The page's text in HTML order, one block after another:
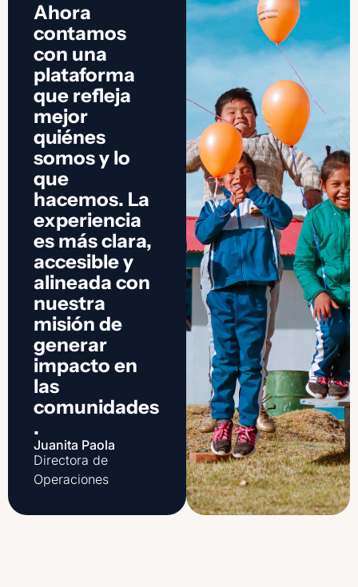
Ahora
contamos
con una
plataforma
que refleja
mejor
quiénes
somos y lo
que
hacemos. La
experiencia
es más clara,
accesible y
alineada con
nuestra
misión de
generar
impacto en
las
comunidades
.
Juanita Paola
Directora de
Operaciones